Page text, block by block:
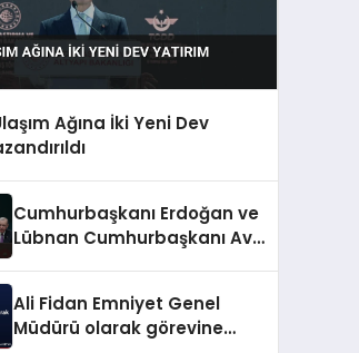
Ağına İki Yeni Dev
Cumhurbaşkanı Erdoğan ve
Lübnan Cumhurbaşkanı Avn
Ali Fidan Emniyet Genel
Müdürü olarak görevine